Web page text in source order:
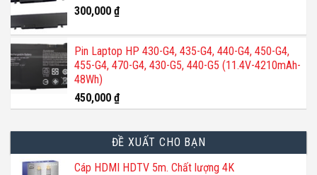
300,000 ₫
Pin Laptop HP 430-G4, 435-G4, 440-G4, 450-G4,
455-G4, 470-G4, 430-G5, 440-G5 (11.4V-4210mAh-
48Wh)
450,000 ₫
ĐỀ XUẤT CHO BẠN
Cáp HDMI HDTV 5m. Chất lượng 4K